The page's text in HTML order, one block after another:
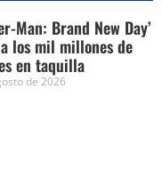
Man: Brand New Day’
los mil millones de
en taquilla
de 2026